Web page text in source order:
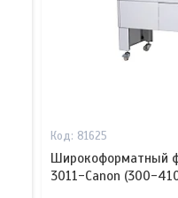
81625
Широкоформатный
3011-Canon (300-